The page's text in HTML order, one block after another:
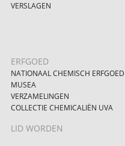
VERSLAGEN
ERFGOED
NATIONAAL CHEMISCH ERFGOED
MUSEA
VERZAMELINGEN
COLLECTIE CHEMICALIËN UVA
LID WORDEN